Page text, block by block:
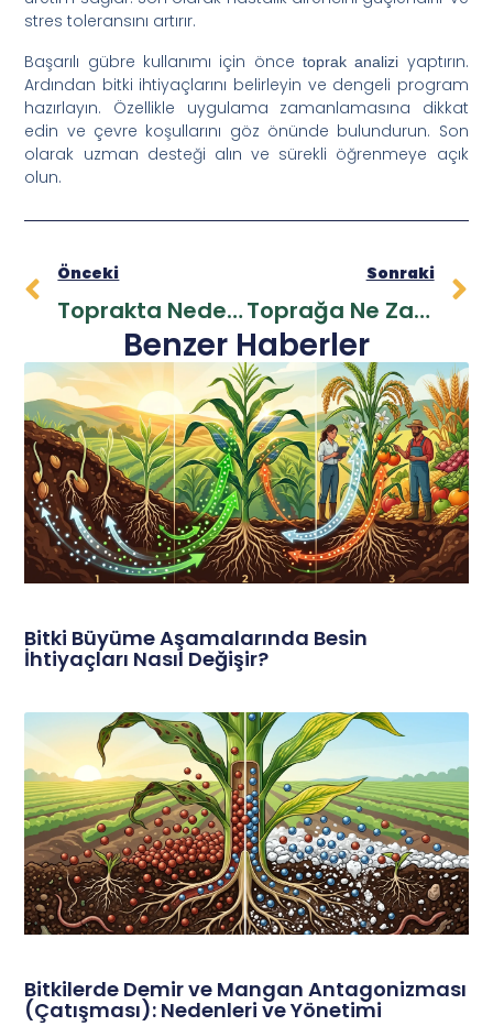
stres toleransını artırır.
Başarılı gübre kullanımı için önce toprak analizi yaptırın.
Ardından bitki ihtiyaçlarını belirleyin ve dengeli program
hazırlayın. Özellikle uygulama zamanlamasına dikkat
edin ve çevre koşullarını göz önünde bulundurun. Son
olarak uzman desteği alın ve sürekli öğrenmeye açık
olun.
Önceki
Toprakta Neden Gübreye İhtiyaç Olur?
Sonraki
Toprağa Ne Zaman Gübre Atılır? Doğru Zamanlama Rehberi
Benzer Haberler
Bitki Büyüme Aşamalarında Besin
İhtiyaçları Nasıl Değişir?
Bitkilerde Demir ve Mangan Antagonizması
(Çatışması): Nedenleri ve Yönetimi